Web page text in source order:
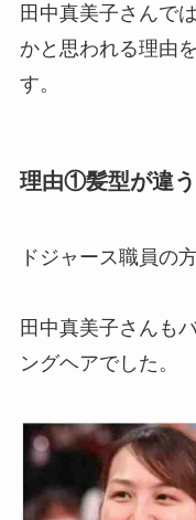
田中真美子さんで
かと思われる理由
す。
理由①髪型が違う
ドジャース職員の
田中真美子さんも
ングヘアでした。